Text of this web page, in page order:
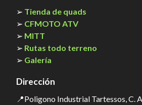
➢ Tienda de quads
➢ CFMOTO ATV
➢ MITT
➢ Rutas todo terreno
➢ Galería
Dirección
📍Poligono Industrial Tartessos, C.